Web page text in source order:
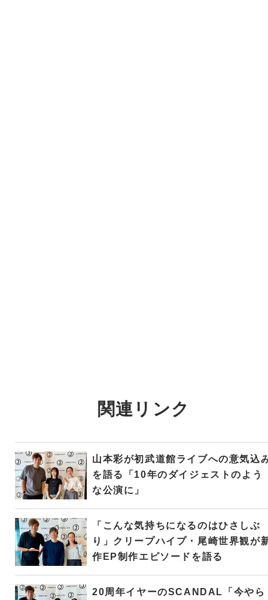
関連リンク
山本彩が初武道館ライブへの意気込
を語る「10年のダイジェストのよう
な公演に」
「こんな気持ちになるのはひさしぶ
り」クリープハイプ・尾崎世界観が
作EP制作エピソードを語る
20周年イヤーのSCANDAL「今やら